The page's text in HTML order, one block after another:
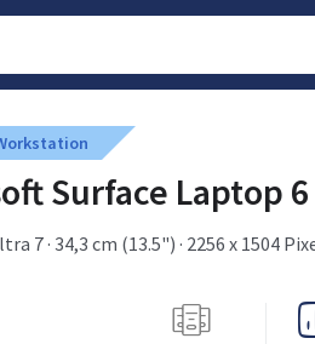
Surface Laptop
7 · 34,3 cm (13.5") · 2256 x 1504